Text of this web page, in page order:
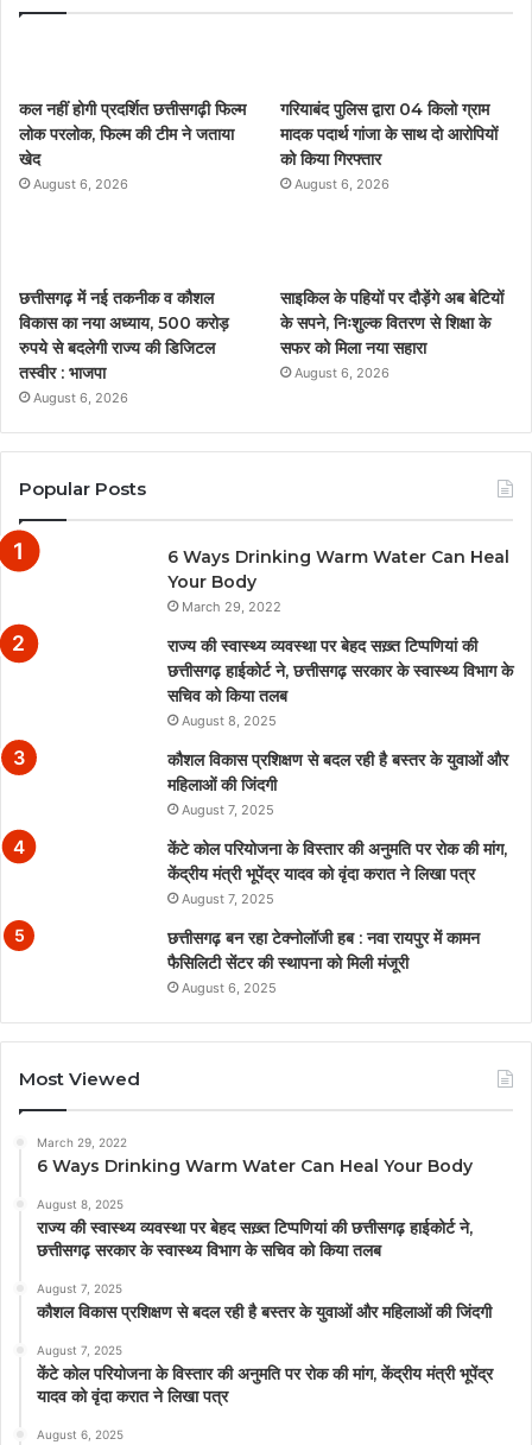
e
o
t
T
b
e
t
g
r
कल नहीं होगी प्रदर्शित छत्तीसगढ़ी फिल्म
लोक परलोक, फिल्म की टीम ने जताया
खेद
August 6, 2026
गरियाबंद पुलिस द्वारा 04 किलो ग्राम
मादक पदार्थ गांजा के साथ दो आरोपियों
को किया गिरफ्तार
August 6, 2026
छत्तीसगढ़ में नई तकनीक व कौशल
विकास का नया अध्याय, 500 करोड़
रुपये से बदलेगी राज्य की डिजिटल
तस्वीर : भाजपा
August 6, 2026
साइकिल के पहियों पर दौड़ेंगे अब बेटियों
के सपने, निःशुल्क वितरण से शिक्षा के
सफर को मिला नया सहारा
August 6, 2026
Popular Posts
6 Ways Drinking Warm Water Can Heal
Your Body
March 29, 2022
राज्य की स्वास्थ्य व्यवस्था पर बेहद सख़्त टिप्पणियां की
छत्तीसगढ़ हाईकोर्ट ने, छत्तीसगढ़ सरकार के स्वास्थ्य विभाग के
सचिव को किया तलब
August 8, 2025
कौशल विकास प्रशिक्षण से बदल रही है बस्तर के युवाओं और
महिलाओं की जिंदगी
August 7, 2025
केंटे कोल परियोजना के विस्तार की अनुमति पर रोक की मांग,
केंद्रीय मंत्री भूपेंद्र यादव को वृंदा करात ने लिखा पत्र
August 7, 2025
छत्तीसगढ़ बन रहा टेक्नोलॉजी हब : नवा रायपुर में कामन
फैसिलिटी सेंटर की स्थापना को मिली मंजूरी
August 6, 2025
Most Viewed
March 29, 2022
6 Ways Drinking Warm Water Can Heal Your Body
August 8, 2025
राज्य की स्वास्थ्य व्यवस्था पर बेहद सख़्त टिप्पणियां की छत्तीसगढ़ हाईकोर्ट ने,
छत्तीसगढ़ सरकार के स्वास्थ्य विभाग के सचिव को किया तलब
August 7, 2025
कौशल विकास प्रशिक्षण से बदल रही है बस्तर के युवाओं और महिलाओं की जिंदगी
August 7, 2025
केंटे कोल परियोजना के विस्तार की अनुमति पर रोक की मांग, केंद्रीय मंत्री भूपेंद्र
यादव को वृंदा करात ने लिखा पत्र
August 6, 2025